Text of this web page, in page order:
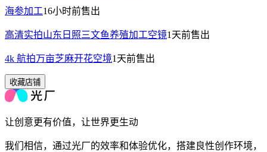
海参加工16小时前售出
高清实拍山东日照三文鱼养殖加工空镜1天前售出
4k 航拍万亩芝麻开花空境1天前售出
收藏店铺
让创意更有价值，让世界更生动
我们相信，通过光厂的效率和体验优化，搭建良性创作环境，